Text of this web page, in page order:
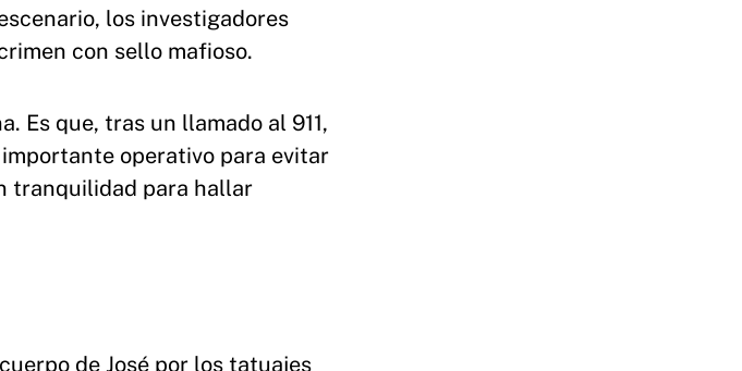
los investigadores
con sello mafioso.
Es que, tras un llamado al 911,
operativo para evitar
tranquilidad para hallar
de José por los tatuajes